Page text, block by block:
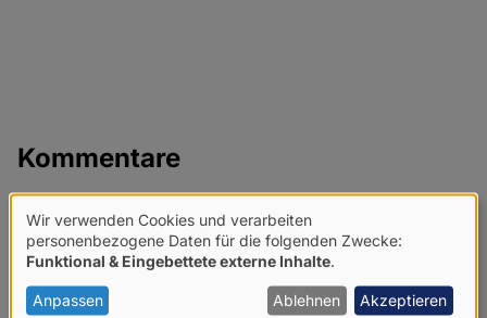
Kommentare
Netiquette für Kommentare
Share
news
Verwendung
von
personenbezogenen
Wir verwenden Cookies und verarbeiten
personenbezogene Daten für die folgenden Zwecke:
Funktional & Eingebettete externe Inhalte
Anpassen Ablehnen Akzeptieren